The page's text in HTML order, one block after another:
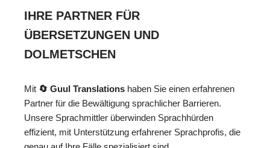
IHRE PARTNER FÜR
ÜBERSETZUNGEN UND
DOLMETSCHEN
Mit 🔄 Guul Translations haben Sie einen erfahrenen
Partner für die Bewältigung sprachlicher Barrieren.
Unsere Sprachmittler überwinden Sprachhürden
effizient, mit Unterstützung erfahrener Sprachprofis, die